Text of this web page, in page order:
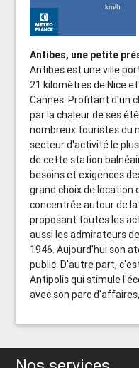
Antibes, une petite
Antibes est une ville
21 kilomètres de Nice
Cannes. Profitant d'un
par la chaleur de ses
nombreux touristes du
secteur d'activité le
de cette station
besoins et exigences
grand choix de location
concentrée autour de
proposant toutes les
aussi les admirateurs
1946. Aujourd'hui son
public. D'autre part,
Antipolis qui stimule
avec son parc